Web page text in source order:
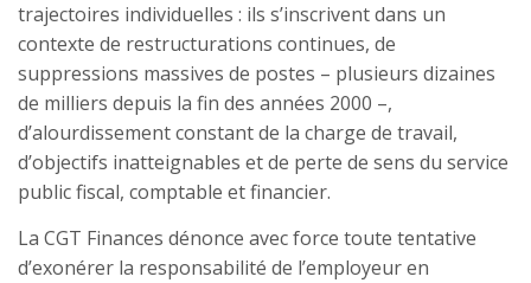
trajectoires individuelles : ils s’inscrivent dans un
contexte de restructurations continues, de
suppressions massives de postes – plusieurs dizaines
de milliers depuis la fin des années 2000 –,
d’alourdissement constant de la charge de travail,
d’objectifs inatteignables et de perte de sens du service
public fiscal, comptable et financier.
La CGT Finances dénonce avec force toute tentative
d’exonérer la responsabilité de l’employeur en